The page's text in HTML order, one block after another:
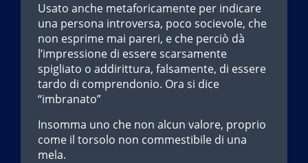
Usato anche metaforicamente per indicare
una persona introversa, poco socievole, che
non esprime mai pareri, e che perciò dà
l’impressione di essere scarsamente
spigliato o addirittura, falsamente, di essere
tardo di comprendonio. Ora si dice
“imbranato”
Insomma uno che non alcun valore, proprio
come il torsolo non commestibile di una
mela.